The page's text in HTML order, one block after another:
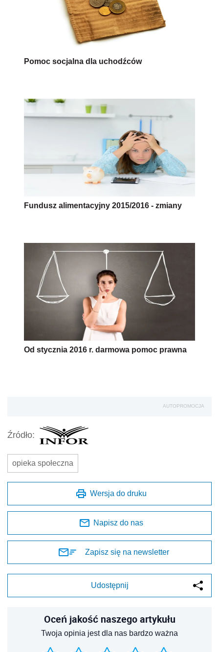
Pomoc socjalna dla uchodźców
Fundusz alimentacyjny 2015/2016 - zmiany
Od stycznia 2016 r. darmowa pomoc prawna
AUTOPROMOCJA
Źródło:
opieka społeczna
Wersja do druku
Napisz do nas
Zapisz się na newsletter
Udostępnij
Oceń jakość naszego artykułu
Twoja opinia jest dla nas bardzo ważna